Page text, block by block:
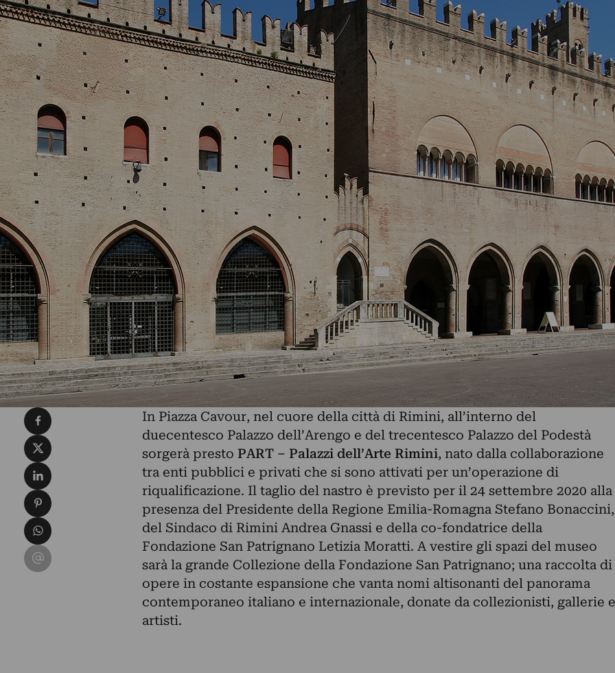
In Piazza Cavour, nel cuore della città di Rimini, all’interno del
duecentesco Palazzo dell’Arengo e del trecentesco Palazzo del Podestà
sorgerà presto PART – Palazzi dell’Arte Rimini, nato dalla collaborazione
tra enti pubblici e privati che si sono attivati per un’operazione di
riqualificazione. Il taglio del nastro è previsto per il 24 settembre 2020 alla
presenza del Presidente della Regione Emilia-Romagna Stefano Bonaccini,
del Sindaco di Rimini Andrea Gnassi e della co-fondatrice della
Fondazione San Patrignano Letizia Moratti. A vestire gli spazi del museo
sarà la grande Collezione della Fondazione San Patrignano; una raccolta di
opere in costante espansione che vanta nomi altisonanti del panorama
contemporaneo italiano e internazionale, donate da collezionisti, gallerie e
artisti.
Condividi su Facebook
Condividi su X
Condividi su LinkedIn
Condividi su Pinterest
Condividi su WhatsApp
Condividi su Email